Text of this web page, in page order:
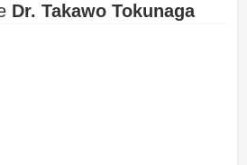
Dr. Takawo Tokunaga